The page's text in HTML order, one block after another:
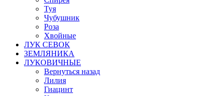
Туя
Чубушник
Роза
Хвойные
ЛУК СЕВОК
ЗЕМЛЯНИКА
ЛУКОВИЧНЫЕ
Вернуться назад
Лилия
Гиацинт